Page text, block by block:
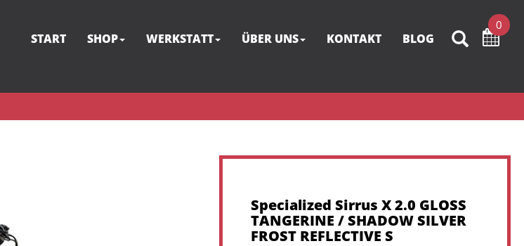
0
START SHOP WERKSTATT ÜBER UNS KONTAKT BLOG
Specialized Sirrus X 2.0 GLOSS
TANGERINE / SHADOW SILVER
FROST REFLECTIVE S